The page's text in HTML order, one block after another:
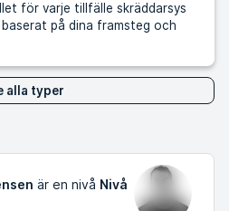
för varje tillfälle skräddarsys
på dina framsteg och
alla typer
är en nivå Nivå